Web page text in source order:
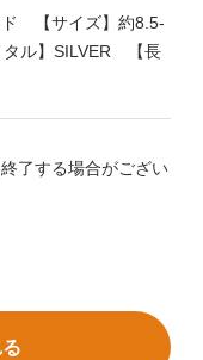
ド 【サイズ】約8.5-
ル】SILVER 【長
了する場合がござい